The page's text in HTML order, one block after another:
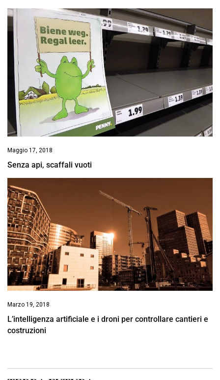
Maggio 17, 2018
Senza api, scaffali vuoti
Marzo 19, 2018
L’intelligenza artificiale e i droni per controllare cantieri e
costruzioni